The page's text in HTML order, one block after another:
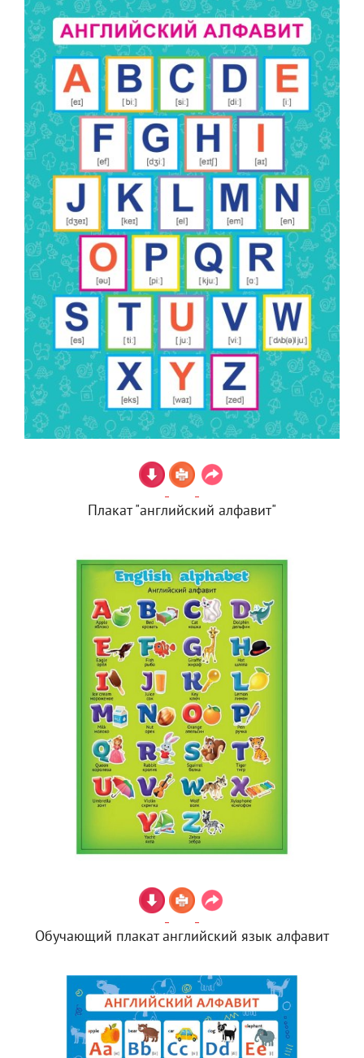
Плакат "английский алфавит"
Обучающий плакат английский язык алфавит